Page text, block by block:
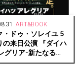
ART&BOOK
・ドゥ・ソレイユ 5
の来日公演 『ダイハ
グリア-新たなる
東京・大阪で開催決